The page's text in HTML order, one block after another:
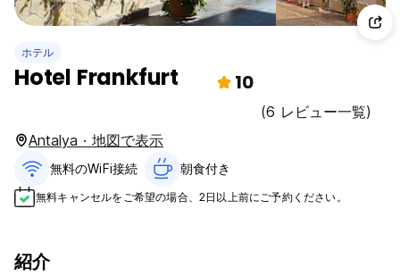
ホテル
Hotel Frankfurt 10
(6 レビュー一覧)
Antalya · 地図で表示
無料のWiFi接続 朝食付き‎
無料キャンセルをご希望の場合、2日以上前にご予約ください。
紹介